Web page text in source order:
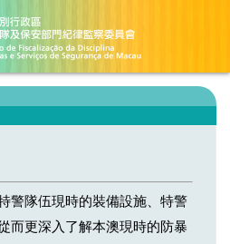
警隊伍現時的裝備設施、特警
而更深入了解本澳現時的防暴